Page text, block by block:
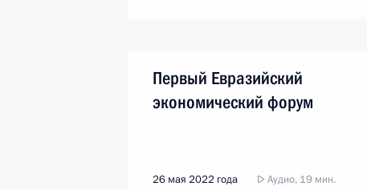
Первый Евразийский
экономический форум
26 мая 2022 года Аудио, 19 мин.